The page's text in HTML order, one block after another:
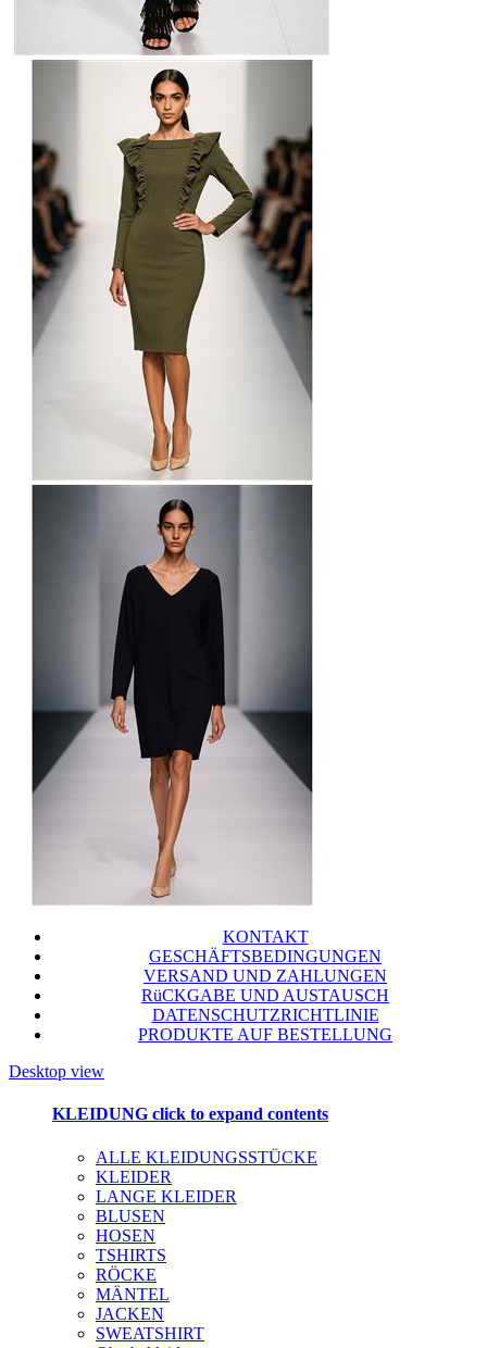
KONTAKT
GESCHÄFTSBEDINGUNGEN
VERSAND UND ZAHLUNGEN
RüCKGABE UND AUSTAUSCH
DATENSCHUTZRICHTLINIE
PRODUKTE AUF BESTELLUNG
Desktop view
KLEIDUNG click to expand contents
ALLE KLEIDUNGSSTÜCKE
KLEIDER
LANGE KLEIDER
BLUSEN
HOSEN
TSHIRTS
RÖCKE
MÄNTEL
JACKEN
SWEATSHIRT